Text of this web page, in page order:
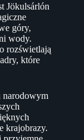
Jökulsárlón
góry,
wody.
rozświetlają
które
narodowym
krajobrazy.